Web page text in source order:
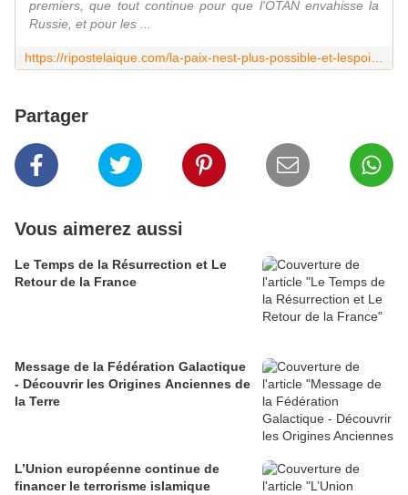
premiers, que tout continue pour que l'OTAN envahisse la
Russie, et pour les ...
Partager
Vous aimerez aussi
Le Temps de la Résurrection et Le
Retour de la France
Message de la Fédération Galactique
- Découvrir les Origines Anciennes de
la Terre
L’Union européenne continue de
financer le terrorisme islamique